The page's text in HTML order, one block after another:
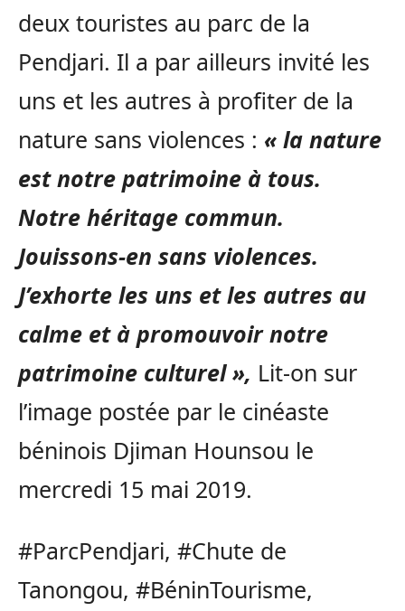
deux touristes au parc de la
Pendjari. Il a par ailleurs invité les
uns et les autres à profiter de la
nature sans violences : « la nature
est notre patrimoine à tous.
Notre héritage commun.
Jouissons-en sans violences.
J’exhorte les uns et les autres au
calme et à promouvoir notre
patrimoine culturel », Lit-on sur
l’image postée par le cinéaste
béninois Djiman Hounsou le
mercredi 15 mai 2019.
#ParcPendjari, #Chute de
Tanongou, #BéninTourisme,